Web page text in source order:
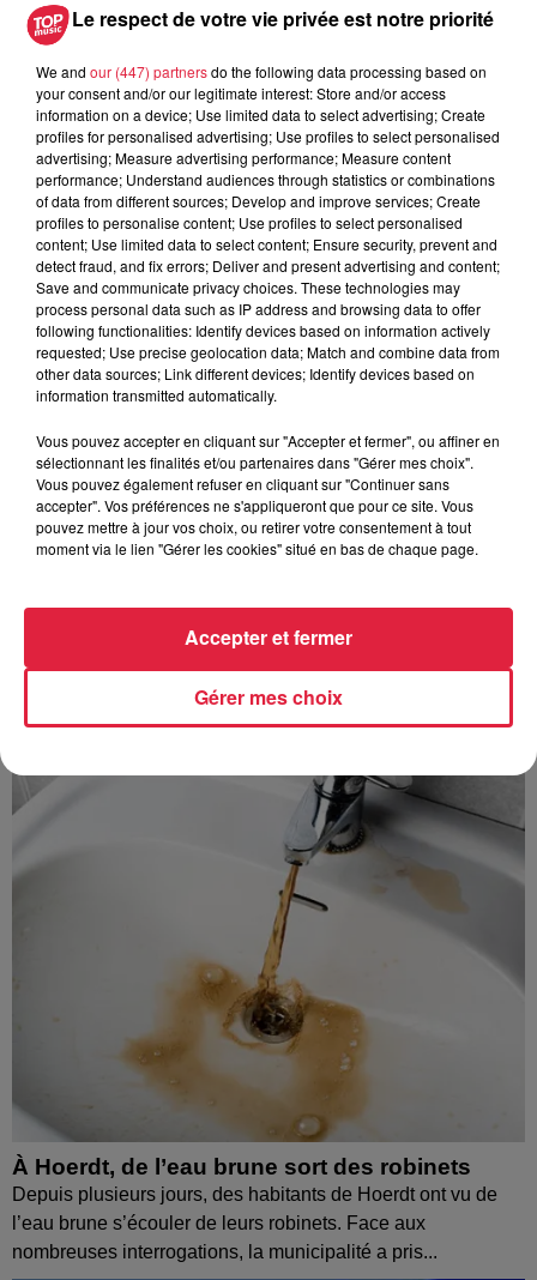
A lire aussi
6 août 2026
À Hoerdt, de l’eau brune sort des
robinets
6 août 2026
Tags antisémites à Strasbourg :
Catherine Trautmann réagit
6 août 2026
Au zoo de Mulhouse : rencontre
avec les flamants rouges
À découvrir également
À Hoerdt, de l’eau brune sort des robinets
Depuis plusieurs jours, des habitants de Hoerdt ont vu de
l’eau brune s’écouler de leurs robinets. Face aux
nombreuses interrogations, la municipalité a pris...
Le respect de votre vie privée est notre priorité
We and our (447) partnersdo the following data processing based on
your consent and/or our legitimate interest: Store and/or access
information on a device; Use limited data to select advertising; Create
profiles for personalised advertising; Use profiles to select personalised
advertising; Measure advertising performance; Measure content
performance; Understand audiences through statistics or combinations
of data from different sources; Develop and improve services; Create
profiles to personalise content; Use profiles to select personalised
content; Use limited data to select content; Ensure security, prevent and
detect fraud, and fix errors; Deliver and present advertising and content;
Save and communicate privacy choices. These technologies may
process personal data such as IP address and browsing data to offer
following functionalities: Identify devices based on information actively
requested; Use precise geolocation data; Match and combine data from
other data sources; Link different devices; Identify devices based on
information transmitted automatically.
Vous pouvez accepter en cliquant sur "Accepter et fermer", ou affiner en
sélectionnant les finalités et/ou partenaires dans "Gérer mes choix".
Vous pouvez également refuser en cliquant sur "Continuer sans
accepter". Vos préférences ne s'appliqueront que pour ce site. Vous
pouvez mettre à jour vos choix, ou retirer votre consentement à tout
moment via le lien "Gérer les cookies" situé en bas de chaque page.
Gérer mes choix
Accepter et fermer